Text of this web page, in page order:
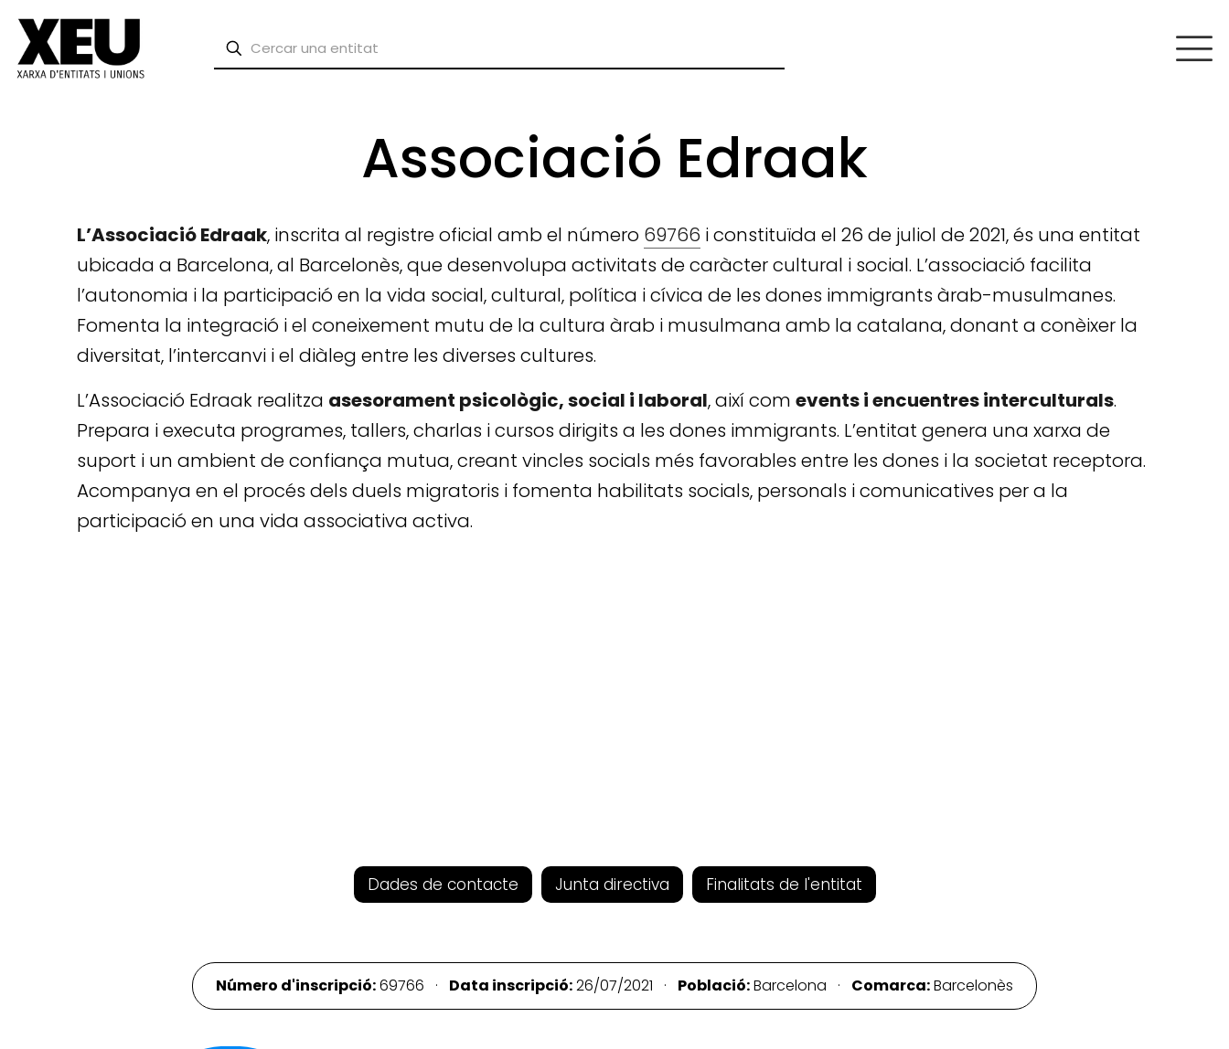
Associació Edraak
L’Associació Edraak, inscrita al registre oficial amb el número 69766 i constituïda el 26 de juliol de 2021, és una entitat
ubicada a Barcelona, al Barcelonès, que desenvolupa activitats de caràcter cultural i social. L’associació facilita
l’autonomia i la participació en la vida social, cultural, política i cívica de les dones immigrants àrab-musulmanes.
Fomenta la integració i el coneixement mutu de la cultura àrab i musulmana amb la catalana, donant a conèixer la
diversitat, l’intercanvi i el diàleg entre les diverses cultures.
L’Associació Edraak realitza asesorament psicològic, social i laboral, així com events i encuentres interculturals.
Prepara i executa programes, tallers, charlas i cursos dirigits a les dones immigrants. L’entitat genera una xarxa de
suport i un ambient de confiança mutua, creant vincles socials més favorables entre les dones i la societat receptora.
Acompanya en el procés dels duels migratoris i fomenta habilitats socials, personals i comunicatives per a la
participació en una vida associativa activa.
Dades de contacte Junta directiva Finalitats de l'entitat
Número d'inscripció:69766 · Data inscripció:26/07/2021 · Població:Barcelona · Comarca:Barcelonès